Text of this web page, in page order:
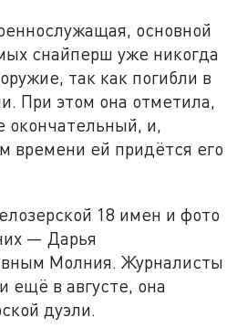
основной
снайперш уже никогда
так как погибли в
При этом она отметила,
окончательный, и,
времени ей придётся его
18 имен и фото
— Дарья
Молния. Журналисты
ещё в августе, она
дуэли.